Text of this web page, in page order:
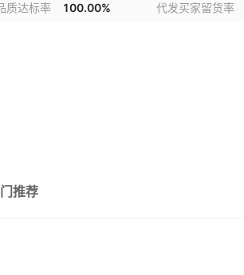
质达标率
100.00% 代发买家留货率
推荐